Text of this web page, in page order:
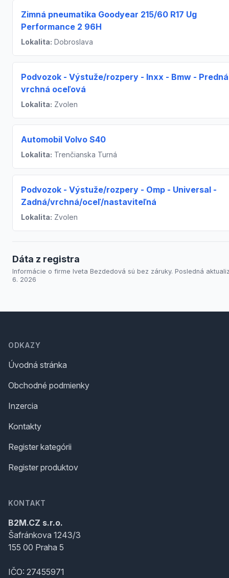
Zimná pneumatika Goodyear 215/60 R17 Ug
Performance 2 96H
Lokalita: Dobroslava
Podvozok - Výstuže/rozpery - Inxx - Bmw - Predná
vrchná oceľová
Lokalita: Zvolen
Automobil Volvo S40
Lokalita: Trenčianska Turná
Podvozok - Výstuže/rozpery - Omp - Universal -
Zadná/vrchná/oceľ/nastaviteľná
Lokalita: Zvolen
Dáta z registra
Informácie o firme Iveta Bezdedová sú bez záruky. Posledná
6. 2026
ODKAZY
Úvodná stránka
Obchodné podmienky
Inzercia
Kontakty
Register kategórii
Register produktov
KONTAKT
B2M.CZ s.r.o.
Šafránkova 1243/3
155 00 Praha 5
IČO: 27455971